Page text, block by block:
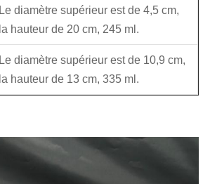
Le diamètre supérieur est de 4,5 cm,
la hauteur de 20 cm, 245 ml.
Le diamètre supérieur est de 10,9 cm,
la hauteur de 13 cm, 335 ml.